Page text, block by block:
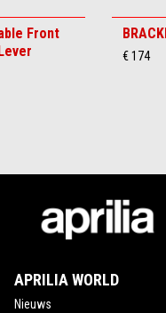
Front
€ 174
APRILIA WORLD
Nieuws